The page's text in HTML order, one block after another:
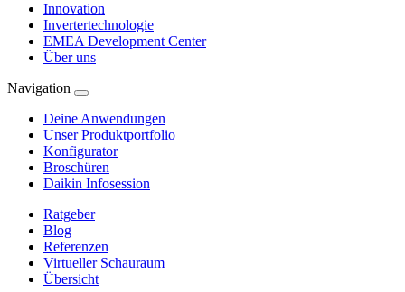
Innovation
Invertertechnologie
EMEA Development Center
Über uns
Navigation
Deine Anwendungen
Unser Produktportfolio
Konfigurator
Broschüren
Daikin Infosession
Ratgeber
Blog
Referenzen
Virtueller Schauraum
Übersicht